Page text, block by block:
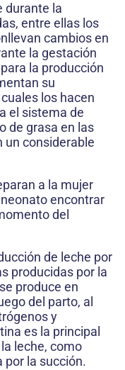
durante la
entre ellas los
cambios en
la gestación
la producción
su
los hacen
el sistema de
de grasa en las
un considerable
a la mujer
encontrar
del
de leche por
producidas por la
produce en
del parto, al
y
es la principal
leche, como
por la succión.